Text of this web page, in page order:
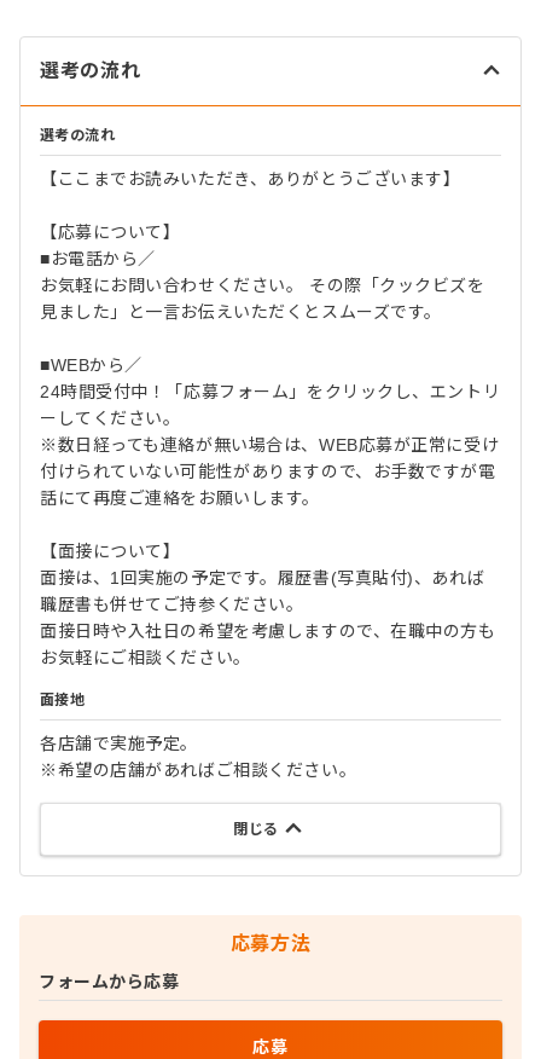
選考の流れ
選考の流れ
【ここまでお読みいただき、ありがとうございます】
【応募について】
■お電話から／
お気軽にお問い合わせください。 その際「クックビズを
見ました」と一言お伝えいただくとスムーズです。
■WEBから／
24時間受付中！「応募フォーム」をクリックし、エントリ
ーしてください。
※数日経っても連絡が無い場合は、WEB応募が正常に受け
付けられていない可能性がありますので、お手数ですが電
話にて再度ご連絡をお願いします。
【面接について】
面接は、1回実施の予定です。履歴書(写真貼付)、あれば
職歴書も併せてご持参ください。
面接日時や入社日の希望を考慮しますので、在職中の方も
お気軽にご相談ください。
面接地
各店舗で実施予定。
※希望の店舗があればご相談ください。
閉じる
応募方法
フォームから応募
応募